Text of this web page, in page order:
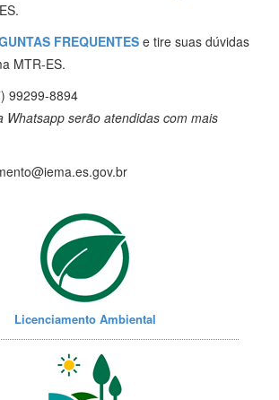
FREQUENTES e tire suas dúvidas
MTR-ES.
99299-8894
Whatsapp serão atendidas com mais
Licenciamento Ambiental